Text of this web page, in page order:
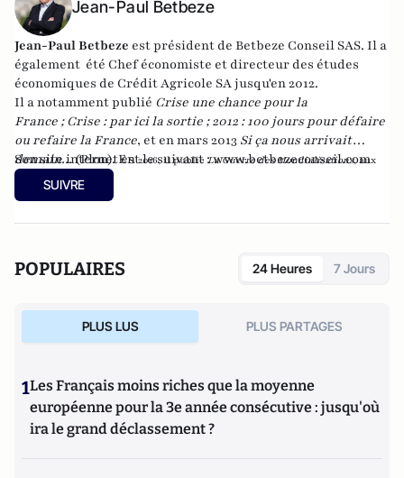
Jean-Paul Betbeze
Jean-Paul Betbeze est président de Betbeze Conseil SAS. Il a
également été Chef économiste et directeur des études
économiques de Crédit Agricole SA jusqu'en 2012.
Il a notamment publié Crise une chance pour la
France ; Crise : par ici la sortie ; 2012 : 100 jours pour défaire
ou refaire la France, et en mars 2013 Si ça nous arrivait
demain...(Plon). En2016, il publie La Guerre des Mondialisations, aux
éditions Economica
et en 2017 "La France, ce malade imaginaire"
chez le même éditeur.
Son site internet est le suivant :www.betbezeconseil.com
SUIVRE
POPULAIRES 24 Heures 7 Jours
PLUS LUS PLUS PARTAGES
1Les Français moins riches que la moyenne
européenne pour la 3e année consécutive : jusqu'où
ira le grand déclassement ?